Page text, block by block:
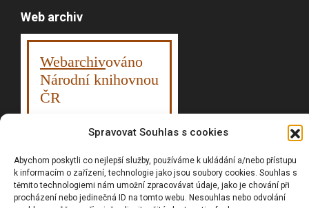
Spravovat Souhlas s cookies
Abychom poskytli co nejlepší služby, používáme k ukládání a/nebo přístupu
k informacím o zařízení, technologie jako jsou soubory cookies. Souhlas s
těmito technologiemi nám umožní zpracovávat údaje, jako je chování při
procházení nebo jedinečná ID na tomto webu. Nesouhlas nebo odvolání
Web archiv
Webarchivováno
Národní knihovnou
ČR
Vyhledávání